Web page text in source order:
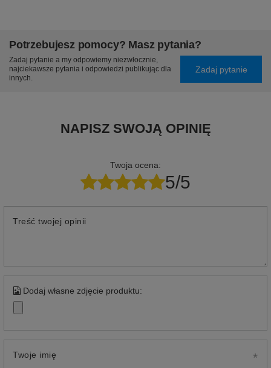
Potrzebujesz pomocy? Masz pytania?
Zadaj pytanie a my odpowiemy niezwłocznie,
najciekawsze pytania i odpowiedzi publikując dla
innych.
Zadaj pytanie
NAPISZ SWOJĄ OPINIĘ
Twoja ocena:
5/5
Treść twojej opinii
Dodaj własne zdjęcie produktu:
Twoje imię